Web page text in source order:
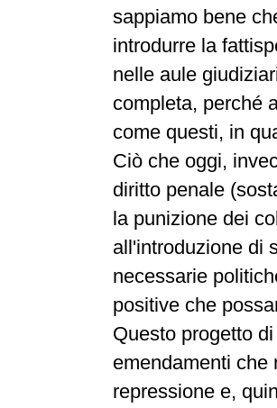
sappiamo bene
introdurre la
nelle aule
completa, perché
come questi, in
Ciò che oggi,
diritto penale
la punizione dei
all'introduzione di
necessarie
positive che
Questo progetto
emendamenti che
repressione e,